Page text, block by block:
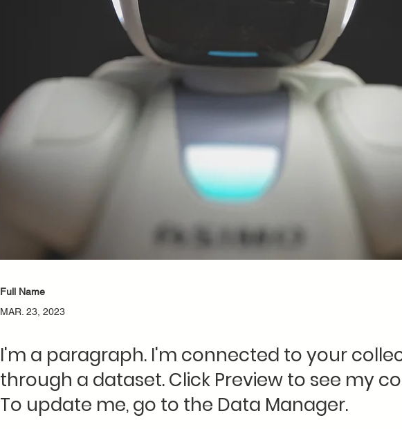
Full Name
MAR. 23, 2023
I'm a paragraph. I'm connected to your
through a dataset. Click Preview to see my
To update me, go to the Data Manager.